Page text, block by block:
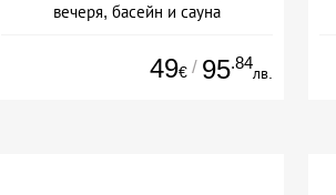
вечеря, басейн и сауна
49€ / 95.84
лв.